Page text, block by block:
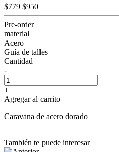
$779 $950
Pre-order
material
Acero
Guía de talles
Cantidad
-
+
Agregar al carrito
Caravana de acero dorado
También te puede interesar